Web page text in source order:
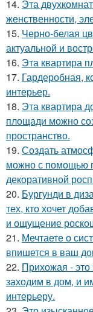
14. Эта
женственности,
15. Черно-белая
актуальной и
16. Эта квартира
17. Гардеробная,
интерьер.
18. Эта квартира
площади можно
пространство.
19. Создать
можно с помощью
декоративной
20. Бургунди в
тех, кто хочет
и ощущение
21. Мечтаете о
впишется в ваш
22. Прихожая - это
заходим в дом, и
интерьеру.